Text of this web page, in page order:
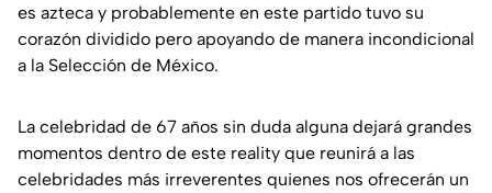
es azteca y probablemente en este partido tuvo su
corazón dividido pero apoyando de manera incondicional
a la Selección de México.
La celebridad de 67 años sin duda alguna dejará grandes
momentos dentro de este reality que reunirá a las
celebridades más irreverentes quienes nos ofrecerán un